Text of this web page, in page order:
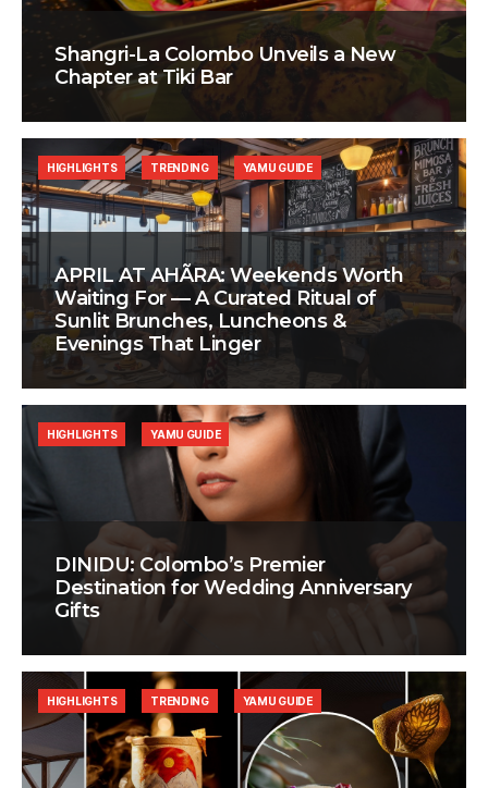
Shangri-La Colombo Unveils a New
Chapter at Tiki Bar
APRIL AT AHÃRA: Weekends Worth
Waiting For — A Curated Ritual of
Sunlit Brunches, Luncheons &
Evenings That Linger
HIGHLIGHTS TRENDING YAMU GUIDE
DINIDU: Colombo’s Premier
Destination for Wedding Anniversary
Gifts
HIGHLIGHTS YAMU GUIDE
HIGHLIGHTS TRENDING YAMU GUIDE